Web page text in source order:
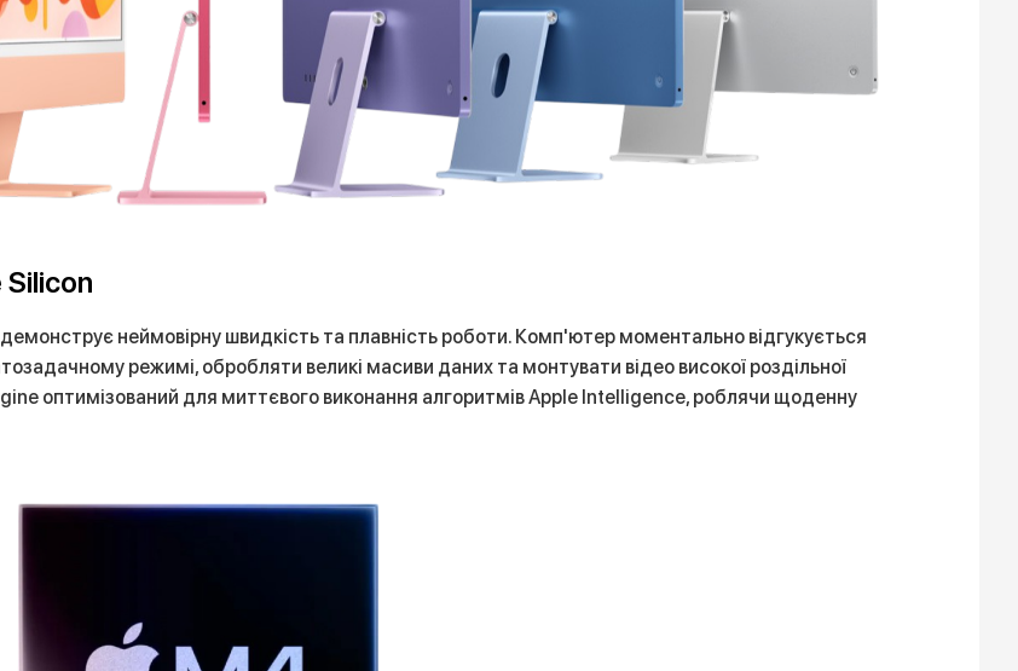
Silicon
неймовірну швидкість та плавність роботи. Комп'ютер моментально відгукується
режимі, обробляти великі масиви даних та монтувати відео високої роздільної
оптимізований для миттєвого виконання алгоритмів Apple Intelligence, роблячи щоденну